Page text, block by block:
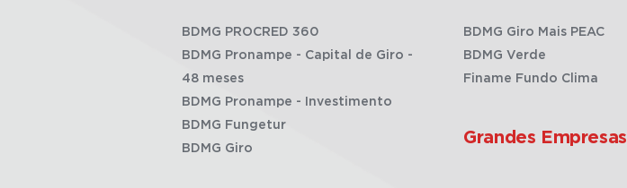
BDMG PROCRED 360
BDMG Pronampe - Capital de Giro -
48 meses
BDMG Pronampe - Investimento
BDMG Fungetur
BDMG Giro
BDMG Giro Mais PEAC
BDMG Verde
Finame Fundo Clima
Grandes Empresas